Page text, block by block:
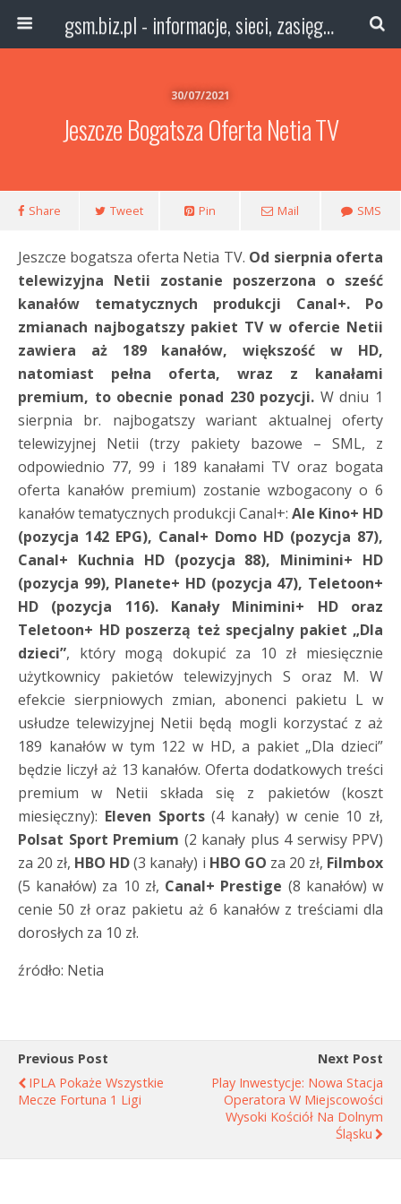
gsm.biz.pl - informacje, sieci, zasięg technologie
30/07/2021
Jeszcze Bogatsza Oferta Netia TV
Share Tweet Pin Mail SMS
Jeszcze bogatsza oferta Netia TV. Od sierpnia oferta
telewizyjna Netii zostanie poszerzona o sześć
kanałów tematycznych produkcji Canal+. Po
zmianach najbogatszy pakiet TV w ofercie Netii
zawiera aż 189 kanałów, większość w HD,
natomiast pełna oferta, wraz z kanałami
premium, to obecnie ponad 230 pozycji. W dniu 1
sierpnia br. najbogatszy wariant aktualnej oferty
telewizyjnej Netii (trzy pakiety bazowe – SML, z
odpowiednio 77, 99 i 189 kanałami TV oraz bogata
oferta kanałów premium) zostanie wzbogacony o 6
kanałów tematycznych produkcji Canal+: Ale Kino+ HD
(pozycja 142 EPG), Canal+ Domo HD (pozycja 87),
Canal+ Kuchnia HD (pozycja 88), Minimini+ HD
(pozycja 99), Planete+ HD (pozycja 47), Teletoon+
HD (pozycja 116). Kanały Minimini+ HD oraz
Teletoon+ HD poszerzą też specjalny pakiet „Dla
dzieci”, który mogą dokupić za 10 zł miesięcznie
użytkownicy pakietów telewizyjnych S oraz M. W
efekcie sierpniowych zmian, abonenci pakietu L w
usłudze telewizyjnej Netii będą mogli korzystać z aż
189 kanałów w tym 122 w HD, a pakiet „Dla dzieci”
będzie liczył aż 13 kanałów. Oferta dodatkowych treści
premium w Netii składa się z pakietów (koszt
miesięczny): Eleven Sports(4 kanały) w cenie 10 zł,
Polsat Sport Premium (2 kanały plus 4 serwisy PPV)
za 20 zł, HBO HD(3 kanały) i HBO GO za 20 zł, Filmbox
(5 kanałów) za 10 zł, Canal+ Prestige (8 kanałów) w
cenie 50 zł oraz pakietu aż 6 kanałów z treściami dla
dorosłych za 10 zł.
źródło: Netia
Previous Post
IPLA Pokaże Wszystkie
Mecze Fortuna 1 Ligi
Next Post
Play Inwestycje: Nowa Stacja
Operatora W Miejscowości
Wysoki Kościół Na Dolnym
Śląsku